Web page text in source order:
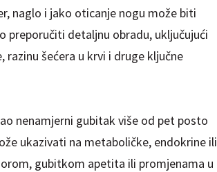
naglo i jako oticanje nogu može biti
preporučiti detaljnu obradu, uključujući
šećera u krvi i druge ključne
nenamjerni gubitak više od pet posto
ukazivati na metaboličke, endokrine ili
gubitkom apetita ili promjenama u